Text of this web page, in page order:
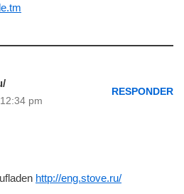
pm
RESPONDER
http://eng.stove.ru/